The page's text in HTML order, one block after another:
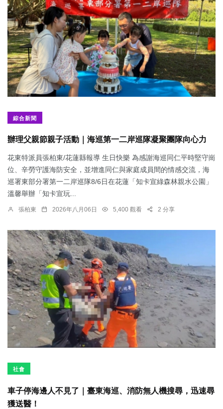
綜合新聞
辦理父親節親子活動｜海巡第一二岸巡隊凝聚團隊向心力
花東特派員張柏東/花蓮縣報導 生日快樂 為感謝海巡同仁平時堅守崗
位、辛勞守護海防安全，並增進同仁與家庭成員間的情感交流，海
巡署東部分署第一二岸巡隊8/6日在花蓮「知卡宣綠森林親水公園」
溫馨舉辦「知卡宣玩...
張柏東 2026年八月06日 5,400 觀看 2 分享
社會
車子停海邊人不見了｜臺東海巡、消防無人機搜尋，迅速尋
獲送醫！